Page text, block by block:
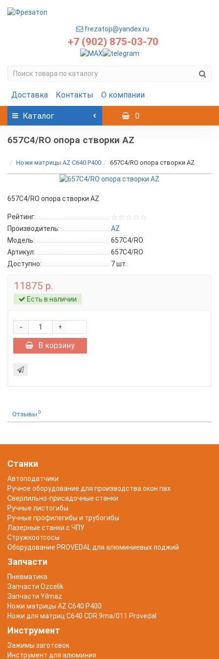
frezatop@yandex.ru
+7 (902) 875-03-70
Доставка Контакты О компании
Каталог : 0
657C4/RO опора створки AZ
Ножи матрицы AZ C640 P400 657C4/RO опора створки AZ
657C4/RO опора створки AZ
Рейтинг:
Производитель:
AZ
Модель:
657C4/RO
Артикул:
657C4/RO
Доступно:
7шт.
11875 р.
Есть в наличии
+
-
В корзину
Отзывы 0
Станки
Автоподатчики
Ручное оборудование для производства окон пвх
Сверлильно-присадочные станки
Ручные листогибы
Ручные профилегибы и трубогибы
Лазерные станки с ЧПУ
Стружкоотсосы
Оборудование PROVEDAL для алюминиевых лоджий
Запчасти
Пневматика
Запчасти Ozcelik
Запчасти Yilmaz
Ножи матрицы AZ C640 P400
Ножи для матриц C640 CDR 9ma/011 Provedal
Инструмент
Зажимы заготовок
Инструмент для алюминия